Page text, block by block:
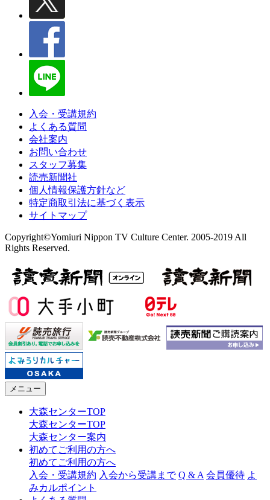
入会・受講規約
よくある質問
会社案内
お問い合わせ
スタッフ募集
読売新聞社
個人情報保護方針など
特定商取引法に基づく表示
サイトマップ
Copyright©Yomiuri Nippon TV Culture Center. 2005-2019 All
Rights Reserved.
メニュー
大森センターTOP
大森センターTOP
大森センター案内
初めてご利用の方へ
初めてご利用の方へ
入会・受講規約 入会から受講まで Q & A 会員優待 よ
みカルポイント